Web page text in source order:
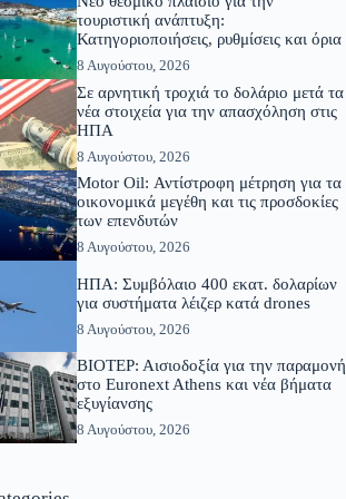
τουριστική ανάπτυξη:
Κατηγοριοποιήσεις, ρυθμίσεις και όρια
8 Αυγούστου, 2026
Σε αρνητική τροχιά το δολάριο μετά τα
νέα στοιχεία για την απασχόληση στις
ΗΠΑ
8 Αυγούστου, 2026
Motor Oil: Αντίστροφη μέτρηση για τα
οικονομικά μεγέθη και τις προσδοκίες
των επενδυτών
8 Αυγούστου, 2026
ΗΠΑ: Συμβόλαιο 400 εκατ. δολαρίων
για συστήματα λέιζερ κατά drones
8 Αυγούστου, 2026
ΒΙΟΤΕΡ: Αισιοδοξία για την παραμονή
στο Euronext Athens και νέα βήματα
εξυγίανσης
8 Αυγούστου, 2026